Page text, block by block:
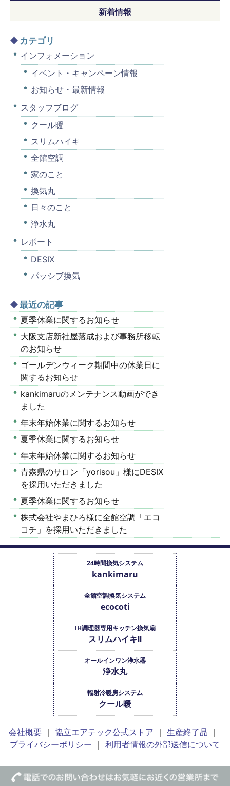
新着情報
カテゴリ
インフォメーション
イベント・キャンペーン情報
お知らせ・最新情報
スタッフブログ
クール暖
スリムハイキ
全館空調
家のこと
換気丸
日々のこと
浄水丸
レポート
DESIX
パッシブ換気
最近の記事
夏季休業に関するお知らせ
大阪支店新社屋落成および事務所移転
のお知らせ
ゴールデンウィーク期間中の休業日に
関するお知らせ
kankimaruのメンテナンス動画ができ
ました
年末年始休業に関するお知らせ
夏季休業に関するお知らせ
年末年始休業に関するお知らせ
青森県のサロン「yorisou」様にDESIX
を採用いただきました
夏季休業に関するお知らせ
株式会社やまひろ様に全館空調「エコ
コチ」を採用いただきました
24時間換気システム
kankimaru
全館空調換気システム
ecocoti
IH調理器専用キッチン換気扇
スリムハイキⅡ
オールインワン浄水器
浄水丸
輻射冷暖房システム
クール暖
会社概要 協立エアテック公式ストア
生産終了品
プライバシーポリシー
利用者情報の外部送信について